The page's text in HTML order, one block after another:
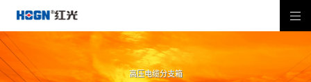
高压电缆分支箱